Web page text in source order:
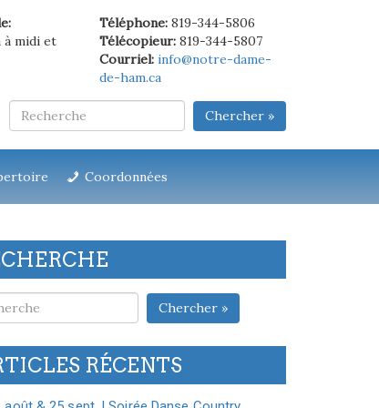
à midi et
Téléphone:819-344-5806
Télécopieur:819-344-5807
Courriel: info@notre-dame-
de-ham.ca
Chercher »
Coordonnées
Chercher »
RÉCENTS